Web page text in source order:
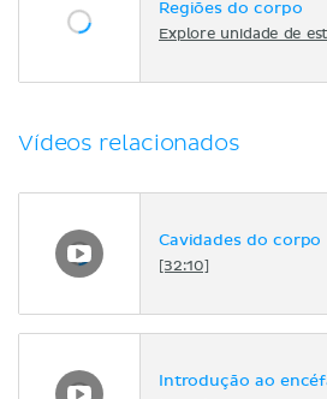
Regiões do corpo
Explore unidade de
Vídeos relacionados
Cavidades do corpo
[32:10]
Introdução ao